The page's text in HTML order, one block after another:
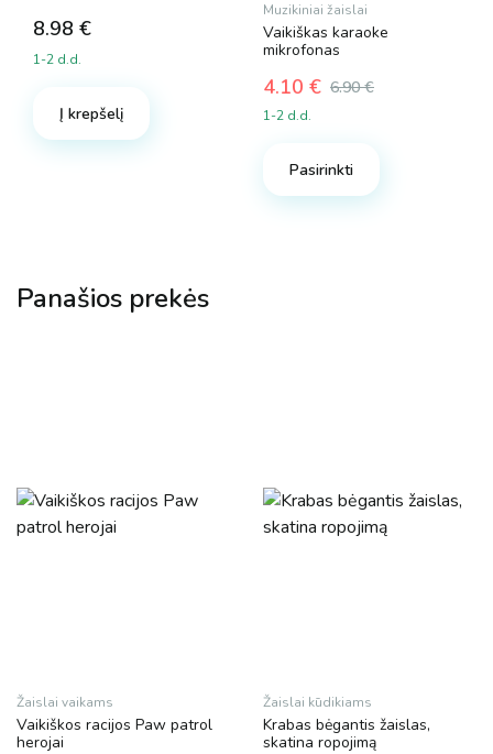
8.98 €
1-2 d.d.
Į krepšelį
Muzikiniai žaislai
Vaikiškas karaoke
mikrofonas
6.90€
Original
price
6.90 €.
4.10 €
Current
price
4.10 €.
1-2 d.d.
Pasirinkti
Panašios prekės
Žaislai vaikams
Vaikiškos racijos Paw patrol
herojai
Žaislai kūdikiams
Krabas bėgantis žaislas,
skatina ropojimą